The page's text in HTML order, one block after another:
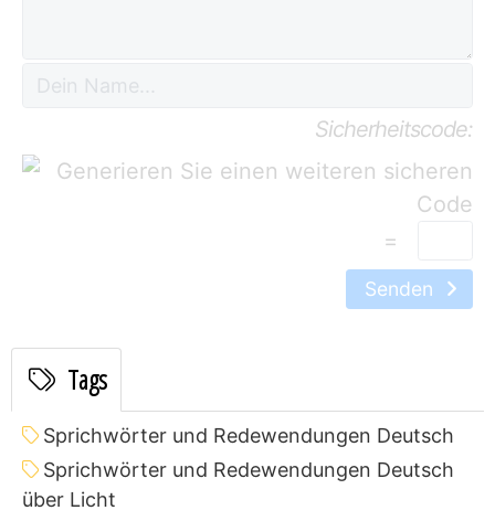
Sicherheitscode:
=
Senden
Tags
Sprichwörter und Redewendungen Deutsch
Sprichwörter und Redewendungen Deutsch
über Licht